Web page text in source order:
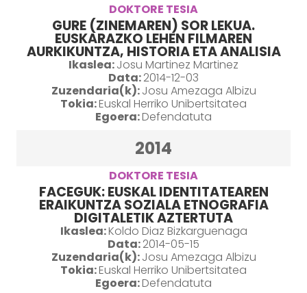
DOKTORE TESIA
GURE (ZINEMAREN) SOR LEKUA.
EUSKARAZKO LEHEN FILMAREN
AURKIKUNTZA, HISTORIA ETA ANALISIA
Ikaslea:Josu Martinez Martinez
Data:2014-12-03
Zuzendaria(k):Josu Amezaga Albizu
Tokia:Euskal Herriko Unibertsitatea
Egoera:Defendatuta
2014
DOKTORE TESIA
FACEGUK: EUSKAL IDENTITATEAREN
ERAIKUNTZA SOZIALA ETNOGRAFIA
DIGITALETIK AZTERTUTA
Ikaslea:Koldo Diaz Bizkarguenaga
Data:2014-05-15
Zuzendaria(k):Josu Amezaga Albizu
Tokia:Euskal Herriko Unibertsitatea
Egoera:Defendatuta